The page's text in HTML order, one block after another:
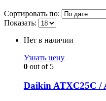
Сортировать по:
Показать:
Нет в наличии
Узнать цену
0 out of 5
Daikin ATXC25C /